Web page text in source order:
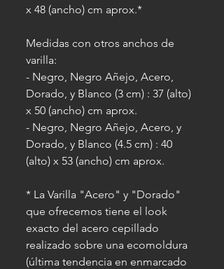
x 48 (ancho) cm aprox.*
Medidas con otros anchos de
varilla:
- Negro, Negro Añejo, Acero,
Dorado, y Blanco (3 cm) : 37 (alto)
x 50 (ancho) cm aprox.
- Negro, Negro Añejo, Acero, y
Dorado, y Blanco (4.5 cm) : 40
(alto) x 53 (ancho) cm aprox.
* La Varilla "Acero" y "Dorado"
que ofrecemos tiene el look
exacto del acero cepillado
realizado sobre una ecomoldura
(última tendencia en enmarcado